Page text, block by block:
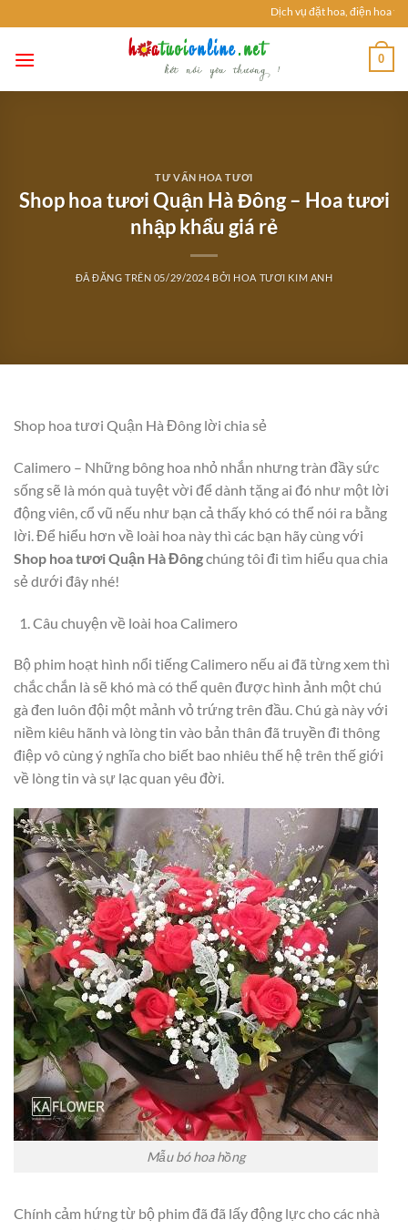
đến
nội
Dịch vụ đặt hoa, điện hoa
0
TƯ VẤN HOA TƯƠI
Shop hoa tươi Quận Hà Đông – Hoa tươi
nhập khẩu giá rẻ
ĐÃ ĐĂNG TRÊN 05/29/2024 BỞI HOA TƯƠI KIM ANH
Shop hoa tươi Quận Hà Đông lời chia sẻ
Calimero – Những bông hoa nhỏ nhắn nhưng tràn đầy sức
sống sẽ là món quà tuyệt vời để dành tặng ai đó như một lời
động viên, cổ vũ nếu như bạn cả thấy khó có thể nói ra bằng
lời. Để hiểu hơn về loài hoa này thì các bạn hãy cùng với
Shop hoa tươi Quận Hà Đôngchúng tôi đi tìm hiểu qua chia
sẻ dưới đây nhé!
Câu chuyện về loài hoa Calimero
Bộ phim hoạt hình nổi tiếng Calimero nếu ai đã từng xem thì
chắc chắn là sẽ khó mà có thể quên được hình ảnh một chú
gà đen luôn đội một mảnh vỏ trứng trên đầu. Chú gà này với
niềm kiêu hãnh và lòng tin vào bản thân đã truyền đi thông
điệp vô cùng ý nghĩa cho biết bao nhiêu thế hệ trên thế giới
về lòng tin và sự lạc quan yêu đời.
Mẫu bó hoa hồng
Chính cảm hứng từ bộ phim đã đã lấy động lực cho các nhà